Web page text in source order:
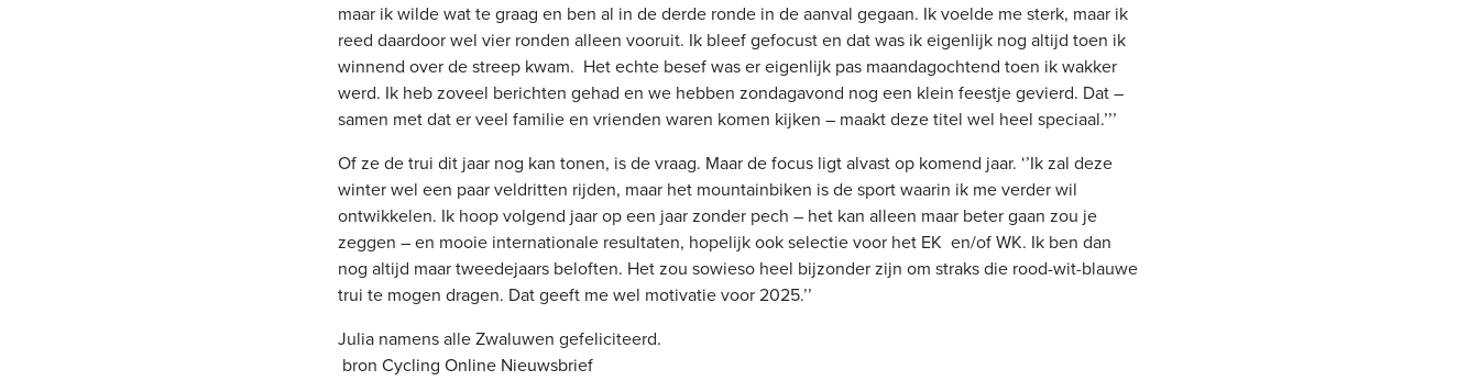
maar ik wilde wat te graag en ben al in de derde ronde in de aanval gegaan. Ik voelde me sterk, maar ik
reed daardoor wel vier ronden alleen vooruit. Ik bleef gefocust en dat was ik eigenlijk nog altijd toen ik
winnend over de streep kwam. Het echte besef was er eigenlijk pas maandagochtend toen ik wakker
werd. Ik heb zoveel berichten gehad en we hebben zondagavond nog een klein feestje gevierd. Dat –
samen met dat er veel familie en vrienden waren komen kijken – maakt deze titel wel heel speciaal.’’’
Of ze de trui dit jaar nog kan tonen, is de vraag. Maar de focus ligt alvast op komend jaar. ‘’Ik zal deze
winter wel een paar veldritten rijden, maar het mountainbiken is de sport waarin ik me verder wil
ontwikkelen. Ik hoop volgend jaar op een jaar zonder pech – het kan alleen maar beter gaan zou je
zeggen – en mooie internationale resultaten, hopelijk ook selectie voor het EK en/of WK. Ik ben dan
nog altijd maar tweedejaars beloften. Het zou sowieso heel bijzonder zijn om straks die rood-wit-blauwe
trui te mogen dragen. Dat geeft me wel motivatie voor 2025.’’
Julia namens alle Zwaluwen gefeliciteerd.
bron Cycling Online Nieuwsbrief